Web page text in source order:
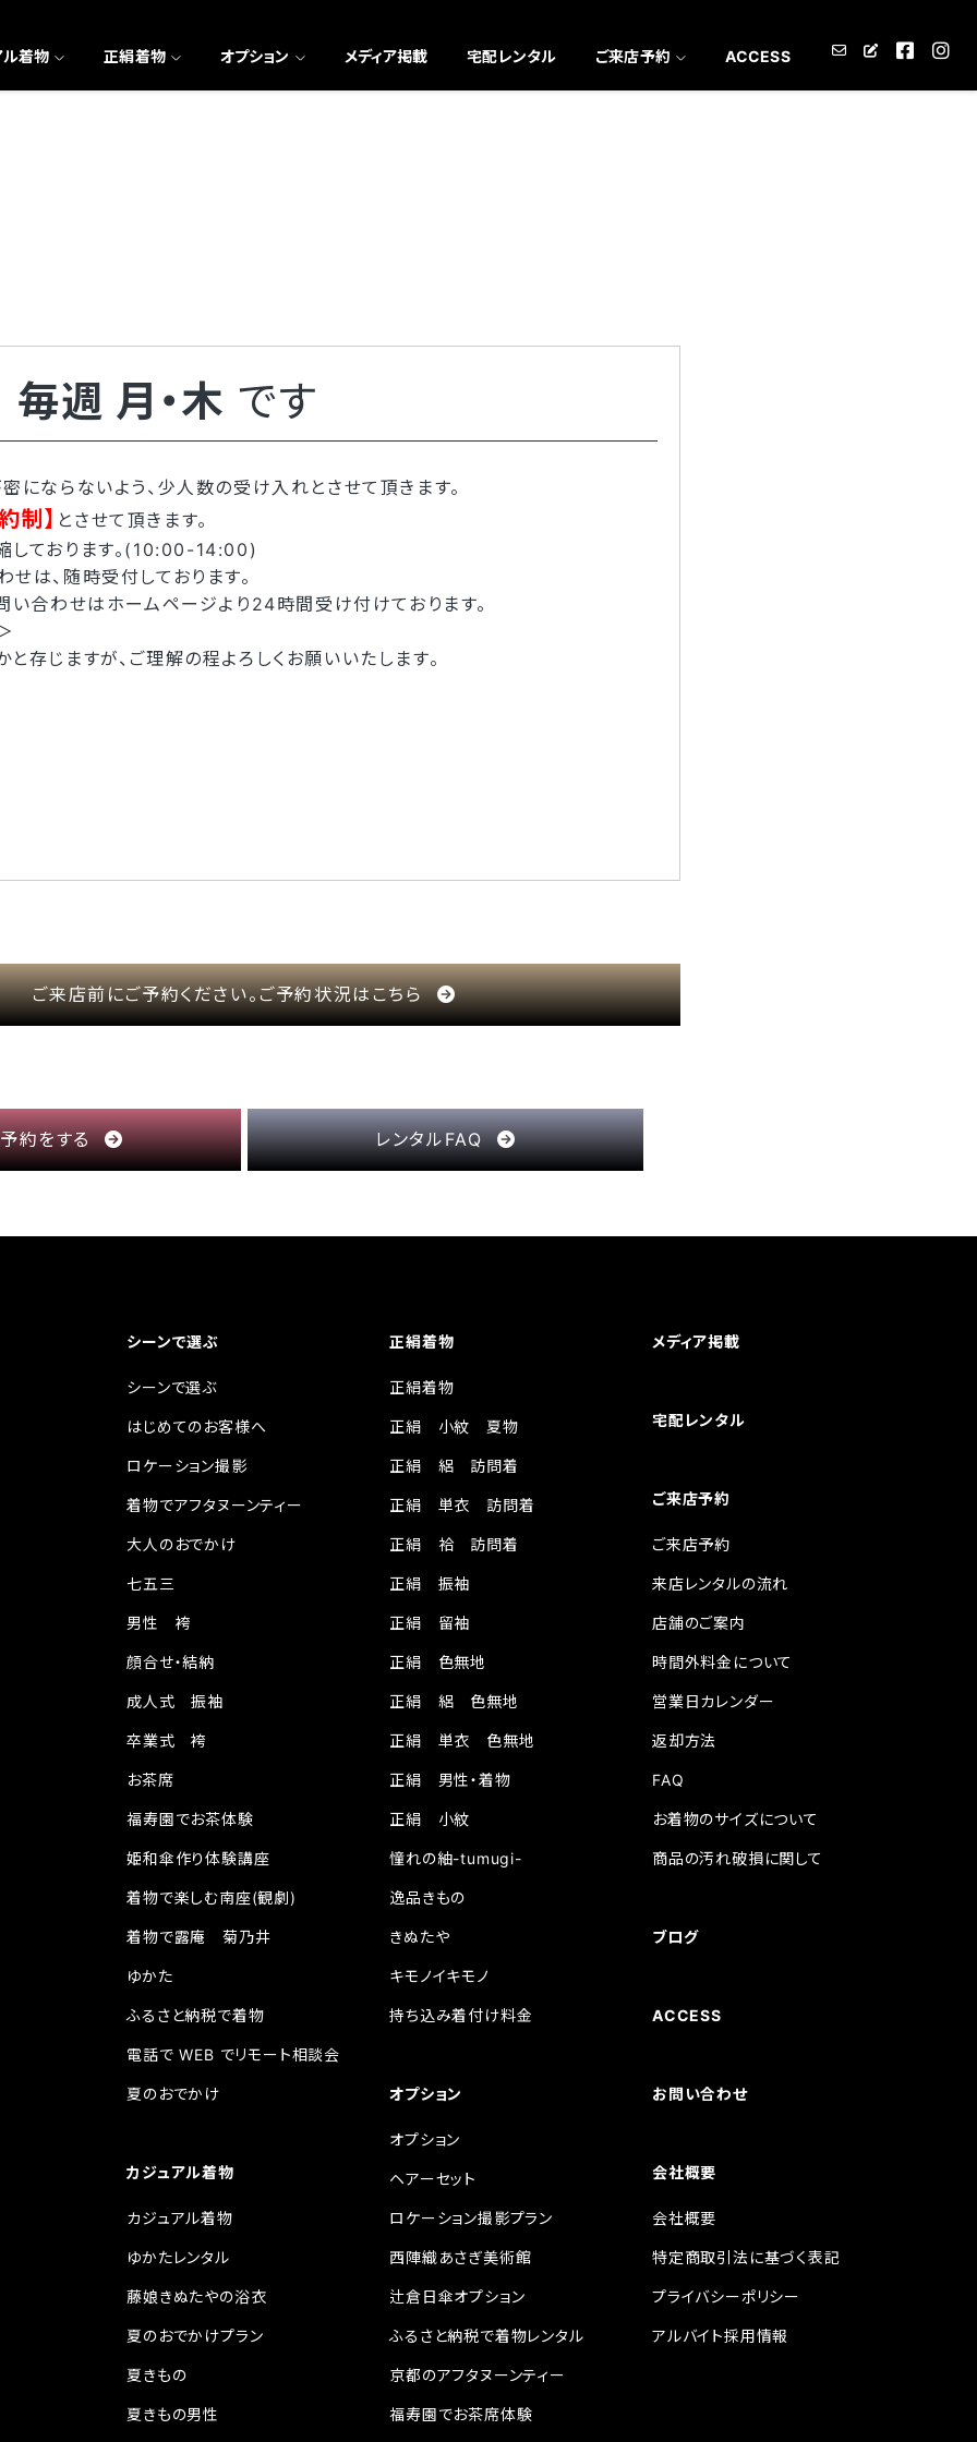
ル着物 正絹着物 オプション メディア掲載 宅配レンタル ご来店予約 ACCESS
毎週 月・木 です
にならないよう、少人数の受け入れとさせて頂きます。
制】 とさせて頂きます。
しております。(10:00-14:00)
は、随時受付しております。
い合わせはホームページより24時間受け付けております。
存じますが、ご理解の程よろしくお願いいたします。
ご来店前にご予約ください。ご予約状況はこちら
約をする レンタルFAQ
シーンで選ぶ
シーンで選ぶ
はじめてのお客様へ
ロケーション撮影
着物でアフタヌーンティー
大人のおでかけ
七五三
男性 袴
顔合せ・結納
成人式 振袖
卒業式 袴
お茶席
福寿園でお茶体験
姫和傘作り体験講座
着物で楽しむ南座(観劇)
着物で露庵 菊乃井
ゆかた
ふるさと納税で着物
電話で WEB でリモート相談会
夏のおでかけ
カジュアル着物
カジュアル着物
ゆかたレンタル
藤娘きぬたやの浴衣
夏のおでかけプラン
夏きもの
夏きもの男性
正絹着物
正絹着物
正絹 小紋 夏物
正絹 絽 訪問着
正絹 単衣 訪問着
正絹 袷 訪問着
正絹 振袖
正絹 留袖
正絹 色無地
正絹 絽 色無地
正絹 単衣 色無地
正絹 男性・着物
正絹 小紋
憧れの紬-tumugi-
逸品きもの
きぬたや
キモノイキモノ
持ち込み着付け料金
オプション
オプション
ヘアーセット
ロケーション撮影プラン
西陣織あさぎ美術館
辻倉日傘オプション
ふるさと納税で着物レンタル
京都のアフタヌーンティー
福寿園でお茶席体験
メディア掲載
宅配レンタル
ご来店予約
ご来店予約
来店レンタルの流れ
店舗のご案内
時間外料金について
営業日カレンダー
返却方法
FAQ
お着物のサイズについて
商品の汚れ破損に関して
ブログ
ACCESS
お問い合わせ
会社概要
会社概要
特定商取引法に基づく表記
プライバシーポリシー
アルバイト採用情報